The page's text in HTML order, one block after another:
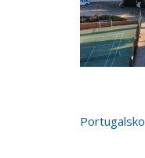
Portugalsko